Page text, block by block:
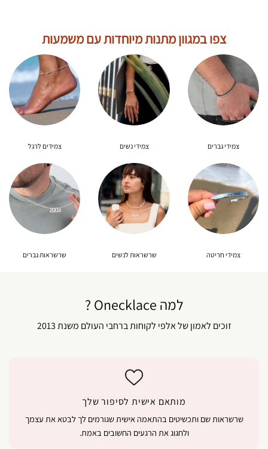
צפו במגוון מתנות מיוחדות עם משמעות
צמידי גברים צמידי נשים צמידים לרגל
צמידי חריטה שרשראות לנשים שרשראות גברים
למה Onecklace ?
זוכים לאמון של אלפי לקוחות ברחבי העולם משנת 2013
מותאם אישית לסיפור שלך
שרשראות שם ותכשיטים בהתאמה אישית שגורמים לך לבטא את עצמך
ולחגוג את הרגעים החשובים באמת.